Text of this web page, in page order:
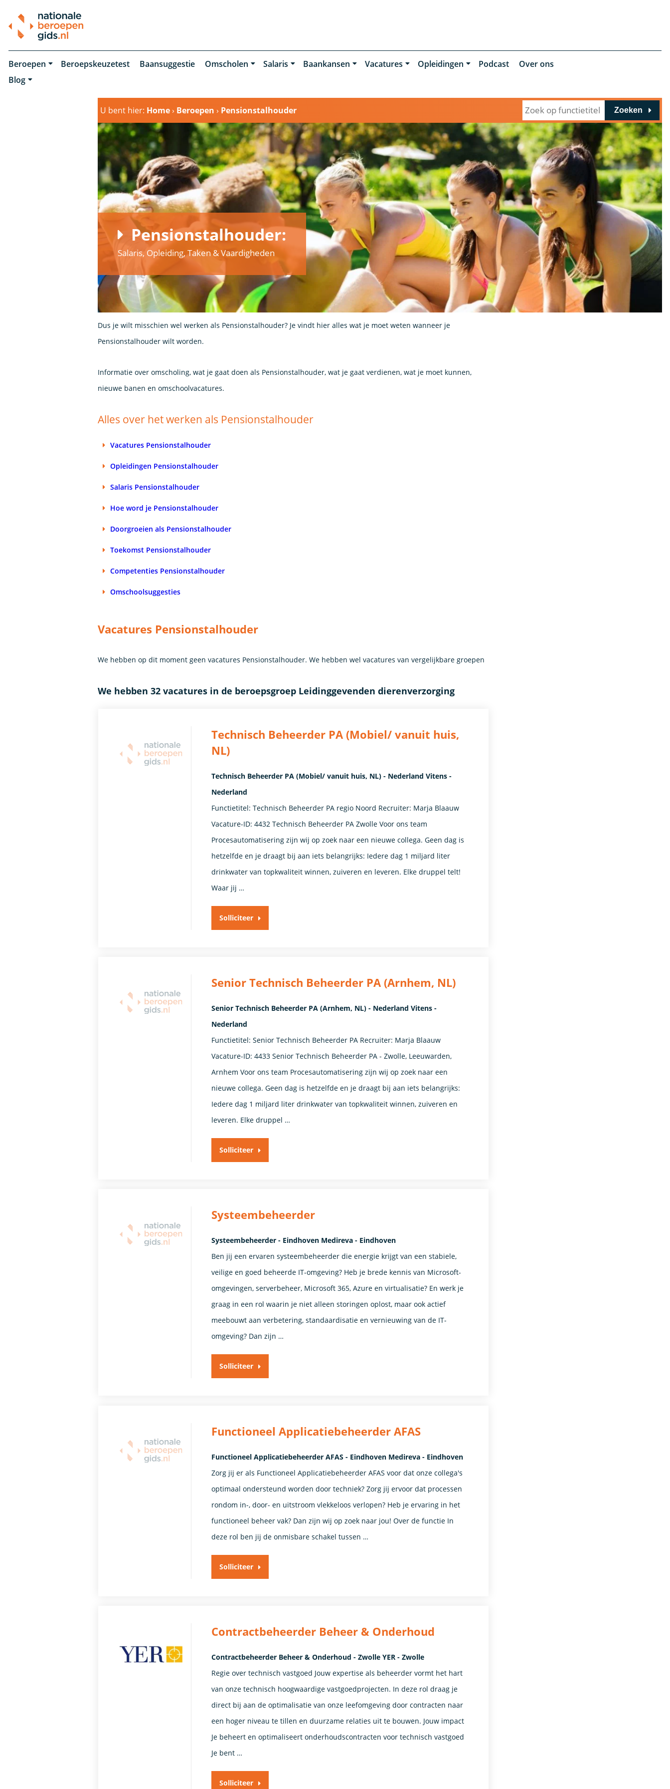
Beroepen Beroepskeuzetest Baansuggestie Omscholen Salaris Baankansen Vacatures Opleidingen Podcast
Over ons
Blog
U bent hier: Home› Beroepen › Pensionstalhouder Zoeken
Pensionstalhouder:
Salaris, Opleiding, Taken & Vaardigheden
Dus je wilt misschien wel werken als Pensionstalhouder? Je vindt hier alles wat je moet weten wanneer je
Pensionstalhouder wilt worden.
Informatie over omscholing, wat je gaat doen als Pensionstalhouder, wat je gaat verdienen, wat je moet kunnen,
nieuwe banen en omschoolvacatures.
Alles over het werken als Pensionstalhouder
Vacatures Pensionstalhouder
Opleidingen Pensionstalhouder
Salaris Pensionstalhouder
Hoe word je Pensionstalhouder
Doorgroeien als Pensionstalhouder
Toekomst Pensionstalhouder
Competenties Pensionstalhouder
Omschoolsuggesties
Vacatures Pensionstalhouder
We hebben op dit moment geen vacatures Pensionstalhouder. We hebben wel vacatures van vergelijkbare groepen
We hebben 32 vacatures in de beroepsgroep Leidinggevenden dierenverzorging
Technisch Beheerder PA (Mobiel/ vanuit huis,
NL)
Technisch Beheerder PA (Mobiel/ vanuit huis, NL) - Nederland Vitens -
Nederland
Functietitel: Technisch Beheerder PA regio Noord Recruiter: Marja Blaauw
Vacature-ID: 4432 Technisch Beheerder PA Zwolle Voor ons team
Procesautomatisering zijn wij op zoek naar een nieuwe collega. Geen dag is
hetzelfde en je draagt bij aan iets belangrijks: Iedere dag 1 miljard liter
drinkwater van topkwaliteit winnen, zuiveren en leveren. Elke druppel telt!
Waar jij …
Solliciteer
Senior Technisch Beheerder PA (Arnhem, NL)
Senior Technisch Beheerder PA (Arnhem, NL) - Nederland Vitens -
Nederland
Functietitel: Senior Technisch Beheerder PA Recruiter: Marja Blaauw
Vacature-ID: 4433 Senior Technisch Beheerder PA - Zwolle, Leeuwarden,
Arnhem Voor ons team Procesautomatisering zijn wij op zoek naar een
nieuwe collega. Geen dag is hetzelfde en je draagt bij aan iets belangrijks:
Iedere dag 1 miljard liter drinkwater van topkwaliteit winnen, zuiveren en
leveren. Elke druppel …
Solliciteer
Systeembeheerder
Systeembeheerder - Eindhoven Medireva - Eindhoven
Ben jij een ervaren systeembeheerder die energie krijgt van een stabiele,
veilige en goed beheerde IT-omgeving? Heb je brede kennis van Microsoft-
omgevingen, serverbeheer, Microsoft 365, Azure en virtualisatie? En werk je
graag in een rol waarin je niet alleen storingen oplost, maar ook actief
meebouwt aan verbetering, standaardisatie en vernieuwing van de IT-
omgeving? Dan zijn …
Solliciteer
Functioneel Applicatiebeheerder AFAS
Functioneel Applicatiebeheerder AFAS - Eindhoven Medireva - Eindhoven
Zorg jij er als Functioneel Applicatiebeheerder AFAS voor dat onze collega's
optimaal ondersteund worden door techniek? Zorg jij ervoor dat processen
rondom in-, door- en uitstroom vlekkeloos verlopen? Heb je ervaring in het
functioneel beheer vak? Dan zijn wij op zoek naar jou! Over de functie In
deze rol ben jij de onmisbare schakel tussen …
Solliciteer
Contractbeheerder Beheer & Onderhoud
Contractbeheerder Beheer & Onderhoud - Zwolle YER - Zwolle
Regie over technisch vastgoed Jouw expertise als beheerder vormt het hart
van onze technisch hoogwaardige vastgoedprojecten. In deze rol draag je
direct bij aan de optimalisatie van onze leefomgeving door contracten naar
een hoger niveau te tillen en duurzame relaties uit te bouwen. Jouw impact
Je beheert en optimaliseert onderhoudscontracten voor technisch vastgoed
Je bent …
Solliciteer